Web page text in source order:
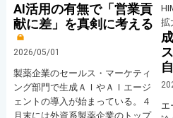
AI活用の有無で「営業貢
献に差」を真剣に考える
2026/05/01
製薬企業のセールス・マーケティ
ング部門で生成ＡＩやＡＩエージ
ェントの導入が始まっている。４
月末には外資系製薬企業のトップ
拡
エ